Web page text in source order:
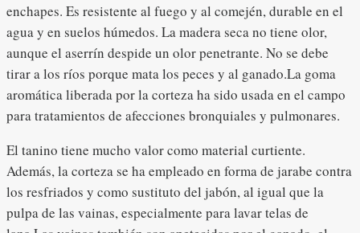
enchapes. Es resistente al fuego y al comején, durable en el
agua y en suelos húmedos. La madera seca no tiene olor,
aunque el aserrín despide un olor penetrante. No se debe
tirar a los ríos porque mata los peces y al ganado.La goma
aromática liberada por la corteza ha sido usada en el campo
para tratamientos de afecciones bronquiales y pulmonares.
El tanino tiene mucho valor como material curtiente.
Además, la corteza se ha empleado en forma de jarabe contra
los resfriados y como sustituto del jabón, al igual que la
pulpa de las vainas, especialmente para lavar telas de